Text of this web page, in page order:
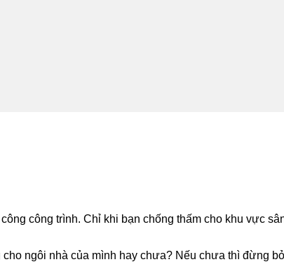
công trình. Chỉ khi bạn chống thấm cho khu vực
ngôi nhà của mình hay chưa? Nếu chưa thì đừng